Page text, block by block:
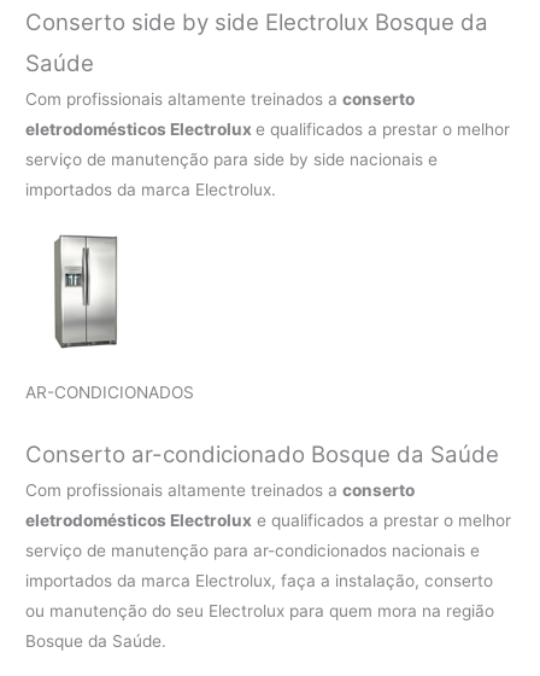
Conserto side by side Electrolux Bosque da
Saúde
Com profissionais altamente treinados aconserto
eletrodomésticos Electroluxe qualificados a prestar o melhor
serviço de manutenção para side by side nacionais e
importados da marca Electrolux.
AR-CONDICIONADOS
Conserto ar-condicionado Bosque da Saúde
Com profissionais altamente treinados aconserto
eletrodomésticos Electrolux e qualificados a prestar o melhor
serviço de manutenção para ar-condicionados nacionais e
importados da marca Electrolux, faça a instalação, conserto
ou manutenção do seu Electrolux para quem mora na região
Bosque da Saúde.